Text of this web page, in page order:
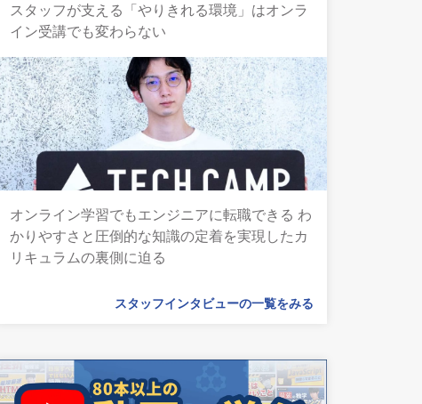
スタッフが支える「やりきれる環境」はオンラ
イン受講でも変わらない
オンライン学習でもエンジニアに転職できる わ
かりやすさと圧倒的な知識の定着を実現したカ
リキュラムの裏側に迫る
スタッフインタビューの一覧をみる